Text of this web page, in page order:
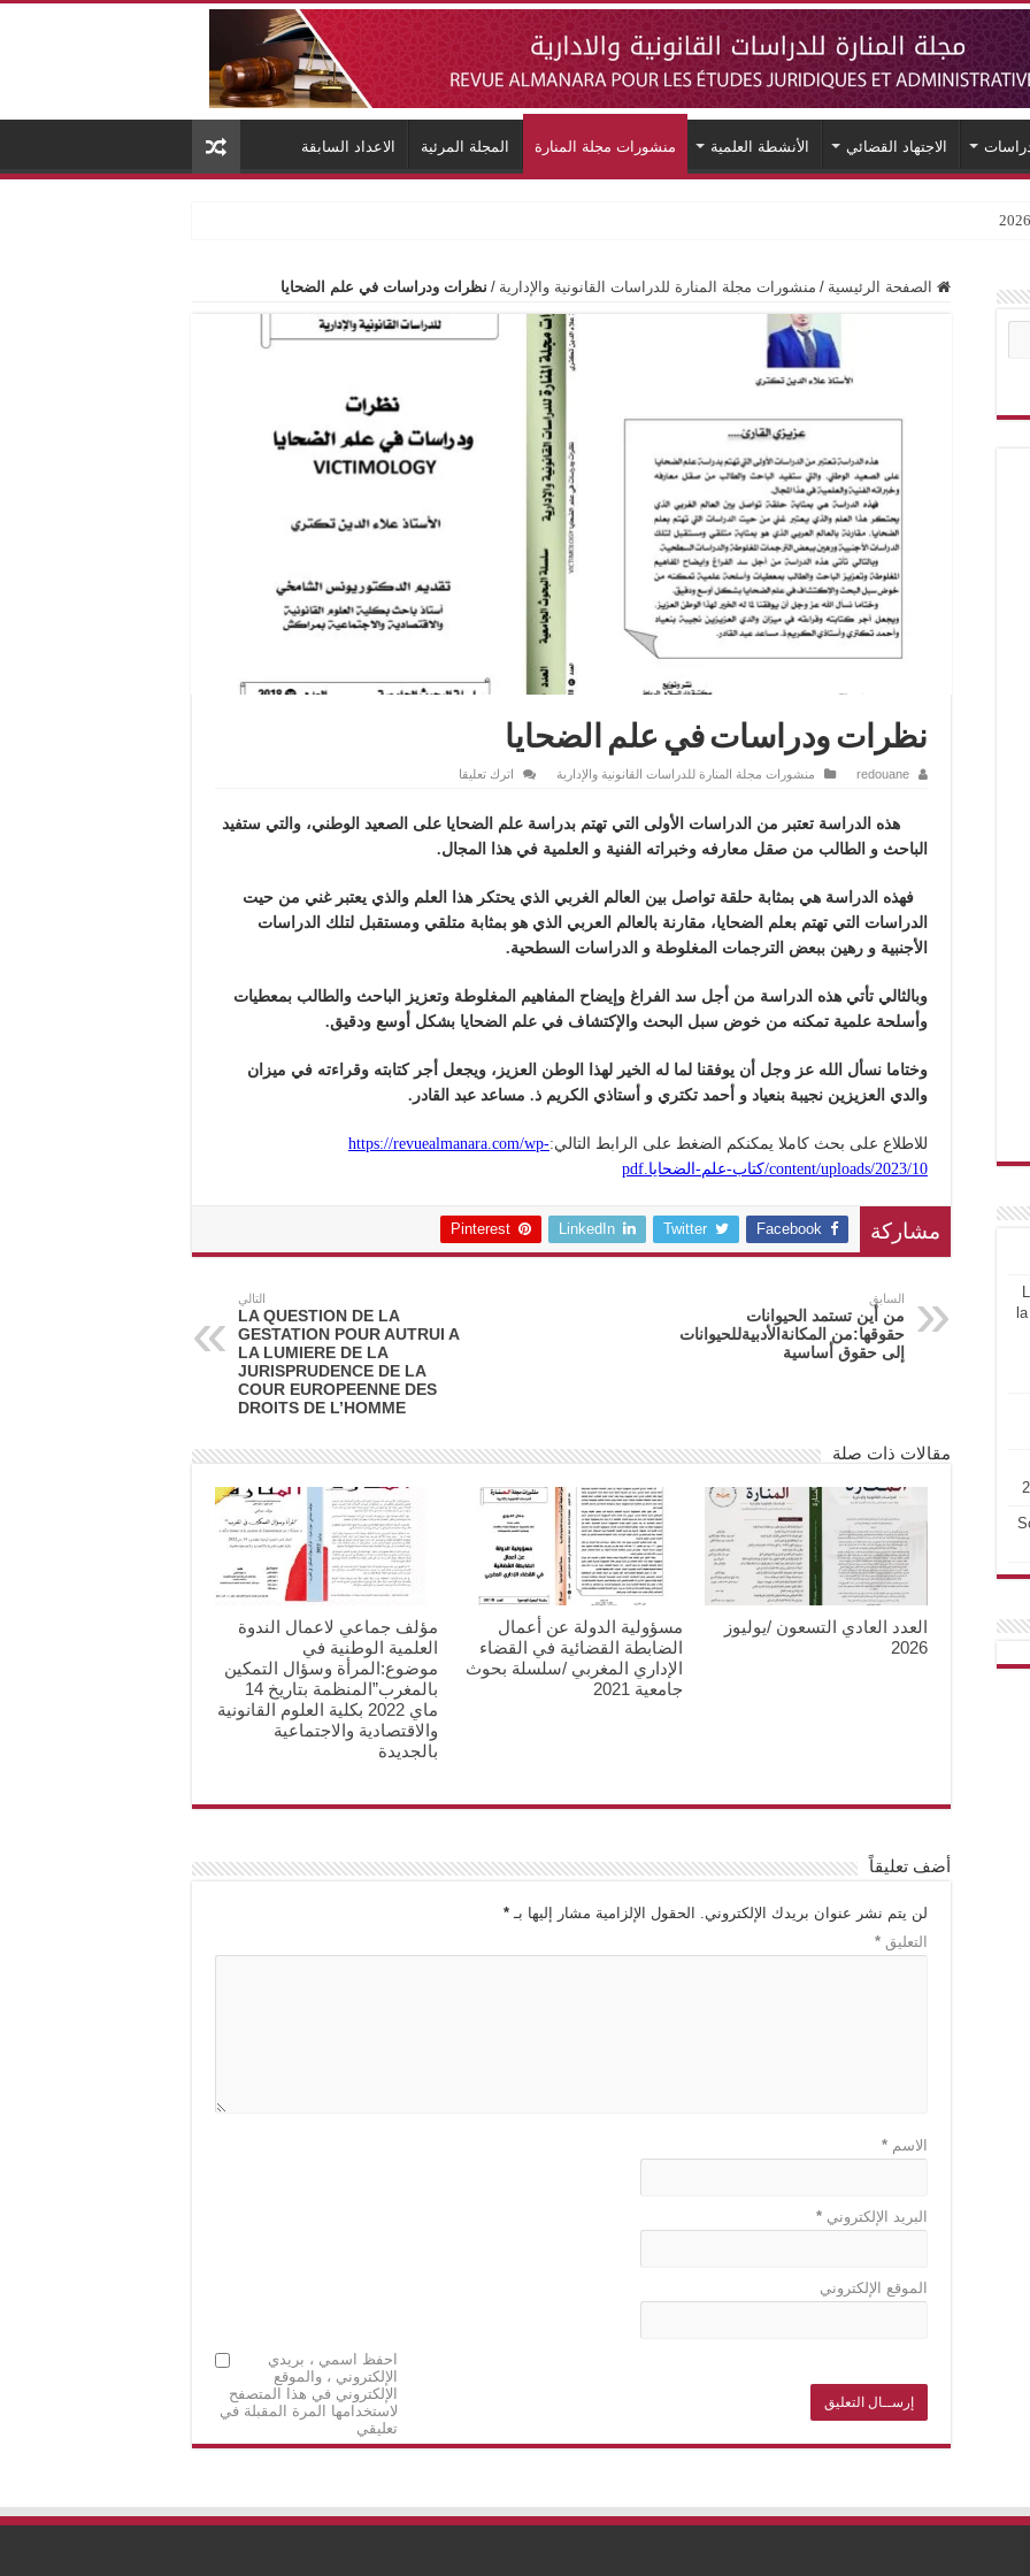
الاجتهاد القضائي الأنشطة العلمية منشورات مجلة المنارة المجلة المرئية الاعداد السابقة
الصفحة الرئيسية / منشورات مجلة المنارة للدراسات القانونية والإدارية / نظرات ودراسات في علم الضحايا
نظرات ودراسات في علم الضحايا
redouane منشورات مجلة المنارة للدراسات القانونية والإدارية اترك تعليقا
هذه الدراسة تعتبر من الدراسات الأولى التي تهتم بدراسة علم الضحايا على الصعيد الوطني، والتي ستفيد
الباحث و الطالب من صقل معارفه وخبراته الفنية و العلمية في هذا المجال.
فهذه الدراسة هي بمثابة حلقة تواصل بين العالم الغربي الذي يحتكر هذا العلم والذي يعتبر غني من حيت
الدراسات التي تهتم بعلم الضحايا، مقارنة بالعالم العربي الذي هو بمثابة متلقي ومستقبل لتلك الدراسات
الأجنبية و رهين ببعض الترجمات المغلوطة و الدراسات السطحية.
وبالثالي تأتي هذه الدراسة من أجل سد الفراغ وإيضاح المفاهيم المغلوطة وتعزيز الباحث والطالب بمعطيات
وأسلحة علمية تمكنه من خوض سبل البحث والإكتشاف في علم الضحايا بشكل أوسع ودقيق.
وختاما نسأل الله عز وجل أن يوفقنا لما له الخير لهذا الوطن العزيز، ويجعل أجر كتابته وقراءته في ميزان
والدي العزيزين نجيبة بنعياد و أحمد تكتري و أستاذي الكريم ذ. مساعد عبد القادر.
للاطلاع على بحث كاملا يمكنكم الضغط على الرابط التالي:https://revuealmanara.com/wp-
content/uploads/2023/10/كتاب-علم-الضحايا.pdf
مشاركة Facebook
Twitter
LinkedIn
Pinterest
السابق
من أين تستمد الحيوانات
حقوقها:من المكانةالأدبيةللحيوانات
إلى حقوق أساسية
التالي
LA QUESTION DE LA
GESTATION POUR AUTRUI A
LA LUMIERE DE LA
JURISPRUDENCE DE LA
COUR EUROPEENNE DES
DROITS DE L’HOMME
مقالات ذات صلة
العدد العادي التسعون /يوليوز
2026
مسؤولية الدولة عن أعمال
الضابطة القضائية في القضاء
الإداري المغربي /سلسلة بحوث
جامعية 2021
مؤلف جماعي لاعمال الندوة
العلمية الوطنية في
موضوع:المرأة وسؤال التمكين
بالمغرب”المنظمة بتاريخ 14
ماي 2022 بكلية العلوم القانونية
والاقتصادية والاجتماعية
بالجديدة
أضف تعليقاً
لن يتم نشر عنوان بريدك الإلكتروني. الحقول الإلزامية مشار إليها بـ *
التعليق *
الاسم *
البريد الإلكتروني *
الموقع الإلكتروني